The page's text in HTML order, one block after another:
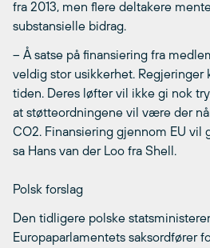
fra 2013, men flere deltakere
substansielle bidrag.
– Å satse på finansiering fra
veldig stor usikkerhet. Regjeringer
tiden. Deres løfter vil ikke gi nok
at støtteordningene vil være der
CO2. Finansiering gjennom EU vil
sa Hans van der Loo fra Shell.
Polsk forslag
Den tidligere polske
Europaparlamentets saksordfører